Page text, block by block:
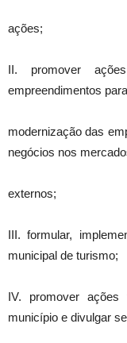
ações;
II. promover
empreendimentos
modernização das
negócios nos
externos;
III. formular,
municipal de turismo;
IV. promover ações
município e divulgar